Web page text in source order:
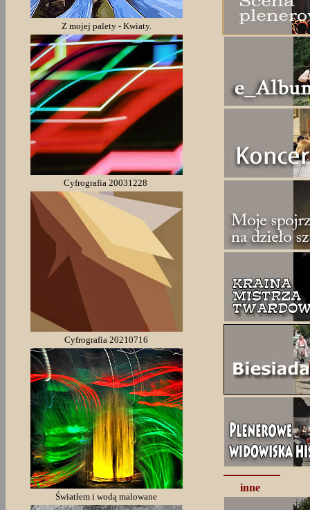
Z mojej palety - Kwiaty.
Cyfrografia 20031228
Cyfrografia 20210716
Światłem i wodą malowane
inne